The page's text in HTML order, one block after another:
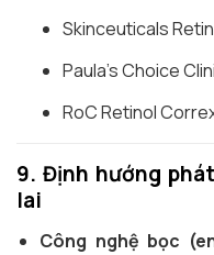
Skinceuticals
Paula’s Choice
RoC Retinol
9. Định hướng
lai
Công nghệ bọc